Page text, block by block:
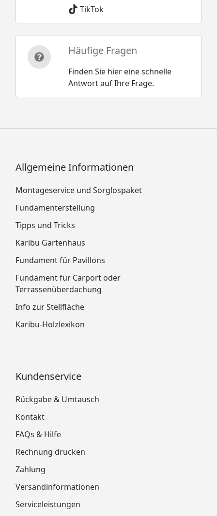
TikTok
Häufige Fragen
Finden Sie hier eine schnelle
Antwort auf Ihre Frage.
Allgemeine Informationen
Montageservice und Sorglospaket
Fundamenterstellung
Tipps und Tricks
Karibu Gartenhaus
Fundament für Pavillons
Fundament für Carport oder
Terrassenüberdachung
Info zur Stellfläche
Karibu-Holzlexikon
Kundenservice
Rückgabe & Umtausch
Kontakt
FAQs & Hilfe
Rechnung drucken
Zahlung
Versandinformationen
Serviceleistungen